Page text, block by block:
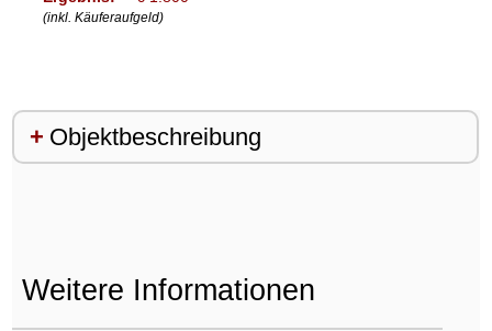
(inkl. Käuferaufgeld)
Objektbeschreibung
Weitere Informationen